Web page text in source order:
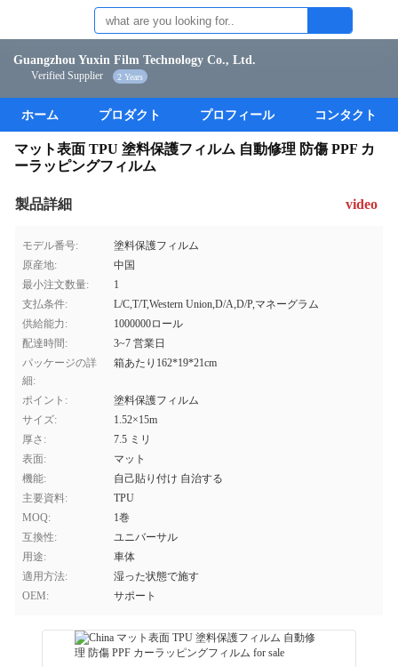
Guangzhou Yuxin Film Technology Co., Ltd.
Verified Supplier 2 Years
ホーム プロダクト プロフィール コンタクト
マット表面 TPU 塗料保護フィルム 自動修理 防傷 PPF カ
ーラッピングフィルム
製品詳細 video
モデル番号:
塗料保護フィルム
原産地:
中国
最小注文数量:
1
支払条件:
L/C,T/T,Western Union,D/A,D/P,マネーグラム
供給能力:
1000000ロール
配達時間:
3~7 営業日
パッケージの詳
細:
箱あたり162*19*21cm
ポイント:
塗料保護フィルム
サイズ:
1.52×15m
厚さ:
7.5 ミリ
表面:
マット
機能:
自己貼り付け 自治する
主要資料:
TPU
MOQ:
1巻
互換性:
ユニバーサル
用途:
車体
適用方法:
湿った状態で施す
OEM:
サポート